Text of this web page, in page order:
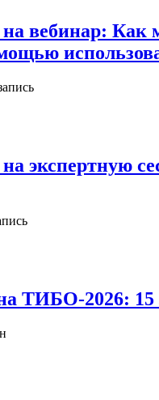
вебинар: Как
экспертную
ТИБО-2026: 15